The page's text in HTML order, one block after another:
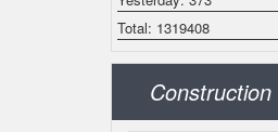
Total: 1319408